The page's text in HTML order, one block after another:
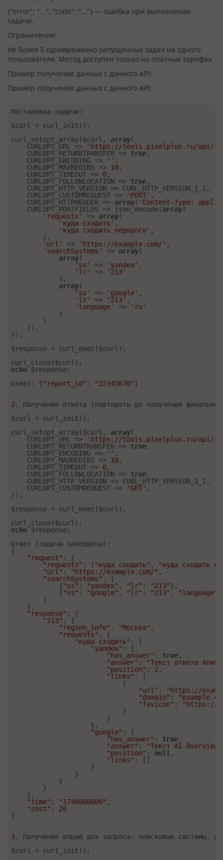
{"error": "...", "code": "..."} — ошибка при выполнении
задачи.
Ограничения:
Не более 5 одновременно запущенных задач на одного
пользователя. Метод доступен только на платных тарифах.
Пример получения данных с данного API:
Пример получения данных с данного API:
Постановка задачи:
$curl = curl_init();
curl_setopt_array($curl, array(
    CURLOPT_URL =>
'https://tools.pixelplus.ru/api/
    CURLOPT_RETURNTRANSFER =>
true,
    CURLOPT_ENCODING =>
'' ,
    CURLOPT_MAXREDIRS =>
10,
    CURLOPT_TIMEOUT =>
0,
    CURLOPT_FOLLOWLOCATION =>
true,
    CURLOPT_HTTP_VERSION => CURL_HTTP_VERSION_1_1,
    CURLOPT_CUSTOMREQUEST =>
'POST' ,
    CURLOPT_HTTPHEADER =>
array( 'Content-Type:
    CURLOPT_POSTFIELDS => json_encode(
array(
'requests'
=> array(
'куда сходить' ,
'куда сходить недорого' ,
        ),
'url'
=> 'https://example.com/' ,
'searchSystems'
=> array(
array(
'ss'
=> 'yandex' ,
'lr'
=>
'213'
            ),
array(
'ss'
=> 'google' ,
'lr'
=> '213' ,
'language'
=>
'ru'
            )
        )
    )),
));
$response = curl_exec($curl);
echo $response;
Ответ: {"report_id" : "12345678"}
2.
Получение ответа (повторять до получения
$curl = curl_init();
curl_setopt_array($curl, array(
    CURLOPT_URL =>
'https://tools.pixelplus.ru/api/
    CURLOPT_RETURNTRANSFER =>
true,
    CURLOPT_ENCODING =>
'' ,
    CURLOPT_MAXREDIRS =>
10,
    CURLOPT_TIMEOUT =>
0,
    CURLOPT_FOLLOWLOCATION =>
true,
    CURLOPT_HTTP_VERSION => CURL_HTTP_VERSION_1_1,
    CURLOPT_CUSTOMREQUEST =>
'GET' ,
));
$response = curl_exec($curl);
echo $response;
Ответ (задача завершена):
{
"request" : {
"requests" : [ "куда сходить" ,
"куда сходить
"url" : "https://example.com/" ,
"searchSystems" : [
            {
"ss" : "yandex" , "lr" : "213"},
            {
"ss" : "google" , "lr" : "213" , "language"
        ]
    },
"response" : {
"213" : {
"region_info" : "Москва" ,
"requests" : {
"куда сходить" : {
"yandex" : {
"has_answer" : true,
"answer" :
"Текст ответа
"position" : 2 ,
"links" : [
                            {
"url" :
"https://
"domain" :
"favicon" :
"https://
                            }
                        ]
                    },
"google" : {
"has_answer" : true,
"answer" :
"Текст AI
"position" : null ,
"links" : []
                    }
                }
            }
        }
    },
"time" : "1748000000" ,
"cost" : 26
}
3.
Получение опций для запроса: поисковые системы,
$curl = curl_init();